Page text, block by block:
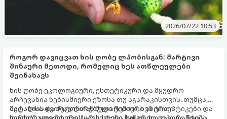
2026/07/22 10:53
როგორ დავიცვათ ხის ღობე ლპობისგან: მარტივი
შინაური მეთოდი, რომელიც ხეს ათწლეულები
შეინახავს
ხის ღობე ეკოლოგიური, ესთეტიკური და მყუდრო
არჩევანია ნებისმიერი ეზოსა თუ აგარაკისთვის. თუმცა,
მეტალსა და ბეტონთან შედარებით, ხეს ერთი
მაღაზიის ძვირადღირებული ქიმიური ანტისეპტიკები და